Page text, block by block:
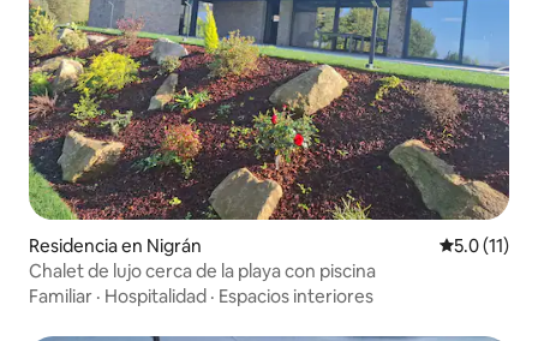
Residencia en Nigrán Calificación
5.0 (11)
Chalet de lujo cerca de la playa con piscina
Familiar · Hospitalidad · Espacios interiores